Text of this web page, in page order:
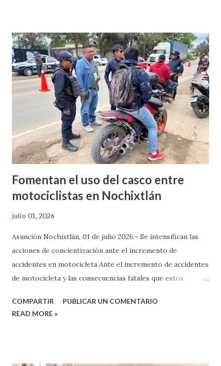
económica, sin embargo, explicó que este ha sido un sitio
donde decenas de familias se han concentrado para vivir
buenos momentos. Argumentó que “es icónico que veas a
las familias estresadas, gritando por vivir la pasión del
futbol, entonces, lo que al final nos une ha permitido
generar economía para quienes aquí han establecido sus
negocios, y es justamente eso, crear comunidad, y es que es
un sitio donde todos pueden con...
Fomentan el uso del casco entre
motociclistas en Nochixtlán
julio 01, 2026
Asunción Nochixtlán, 01 de julio 2026.- Se intensifican las
acciones de concientización ante el incremento de
accidentes en motocicleta Ante el incremento de accidentes
de motocicleta y las consecuencias fatales que estos
Nochixtlán reforzaron los operativos de inspección y
COMPARTIR
PUBLICAR UN COMENTARIO
READ MORE »